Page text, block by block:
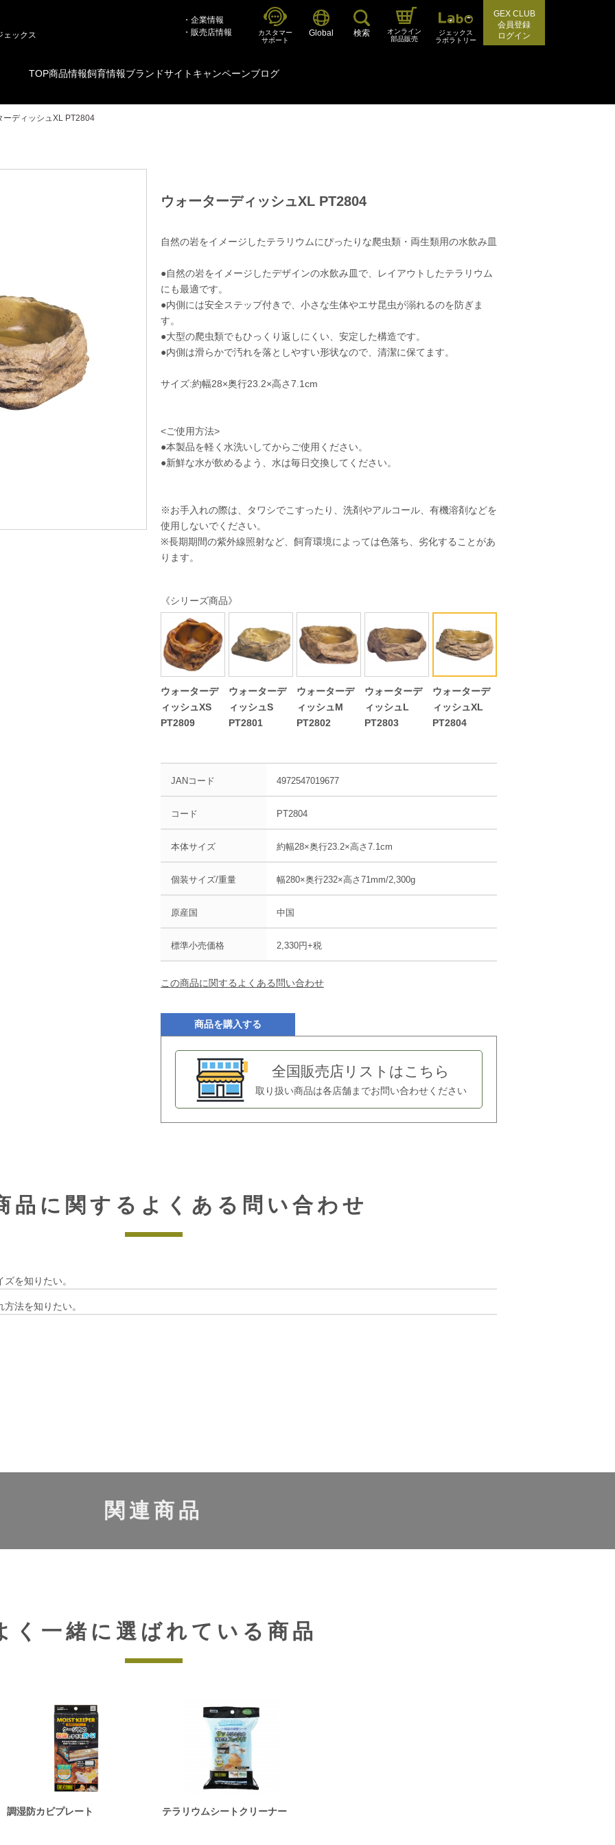
ェックス
カスタマー
サポート
Global 検索
オンライン
部品販売
ジェックス
ラボラトリー
TOP商品情報飼育情報ブランドサイト キャンペーンブログ
企業情報
販売店情報
GEX CLUB
会員登録
ログイン
ーディッシュXL PT2804
ウォーターディッシュXL PT2804
自然の岩をイメージしたテラリウムにぴったりな爬虫類・両生類用の水飲み皿
●自然の岩をイメージしたデザインの水飲み皿で、レイアウトしたテラリウム
にも最適です。
●内側には安全ステップ付きで、小さな生体やエサ昆虫が溺れるのを防ぎま
す。
●大型の爬虫類でもひっくり返しにくい、安定した構造です。
●内側は滑らかで汚れを落としやすい形状なので、清潔に保てます。
サイズ:約幅28×奥行23.2×高さ7.1cm
<ご使用方法>
●本製品を軽く水洗いしてからご使用ください。
●新鮮な水が飲めるよう、水は毎日交換してください。
※お手入れの際は、タワシでこすったり、洗剤やアルコール、有機溶剤などを
使用しないでください。
※長期期間の紫外線照射など、飼育環境によっては色落ち、劣化することがあ
ります。
《シリーズ商品》
ウォーターデ
ィッシュXS
PT2809
ウォーターデ
ィッシュS
PT2801
ウォーターデ
ィッシュM
PT2802
ウォーターデ
ィッシュL
PT2803
ウォーターデ
ィッシュXL
PT2804
JANコード 4972547019677
コード PT2804
本体サイズ 約幅28×奥行23.2×高さ7.1cm
個装サイズ/重量 幅280×奥行232×高さ71mm/2,300g
原産国 中国
標準小売価格 2,330円+税
この商品に関するよくある問い合わせ
商品を購入する
全国販売店リストはこちら
取り扱い商品は各店舗までお問い合わせください
品に関する よくある問い合わせ
を知りたい。
法を知りたい。
関連商品
く一緒に選ばれている商品
調湿防カビプレート テラリウムシートクリーナー